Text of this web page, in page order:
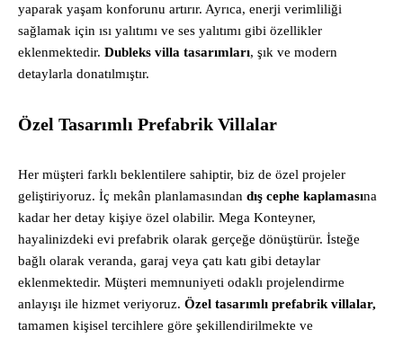
yaparak yaşam konforunu artırır. Ayrıca, enerji verimliliği
sağlamak için ısı yalıtımı ve ses yalıtımı gibi özellikler
eklenmektedir. Dubleks villa tasarımları, şık ve modern
detaylarla donatılmıştır.
Özel Tasarımlı Prefabrik Villalar
Her müşteri farklı beklentilere sahiptir, biz de özel projeler
geliştiriyoruz. İç mekân planlamasından dış cephe kaplamasına
kadar her detay kişiye özel olabilir. Mega Konteyner,
hayalinizdeki evi prefabrik olarak gerçeğe dönüştürür. İsteğe
bağlı olarak veranda, garaj veya çatı katı gibi detaylar
eklenmektedir. Müşteri memnuniyeti odaklı projelendirme
anlayışı ile hizmet veriyoruz. Özel tasarımlı prefabrik villalar,
tamamen kişisel tercihlere göre şekillendirilmekte ve